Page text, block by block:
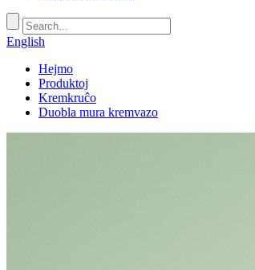
English
Hejmo
Produktoj
Kremkruĉo
Duobla mura kremvazo